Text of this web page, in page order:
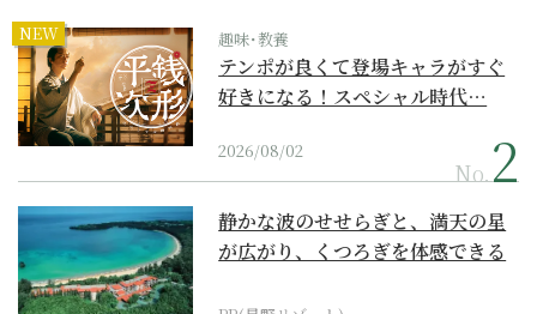
NEW 趣味･教養
テンポが良くて登場キャラがすぐ
好きになる！スペシャル時代…
2026/08/02
No.
静かな波のせせらぎと、満天の星
が広がり、くつろぎを体感できる